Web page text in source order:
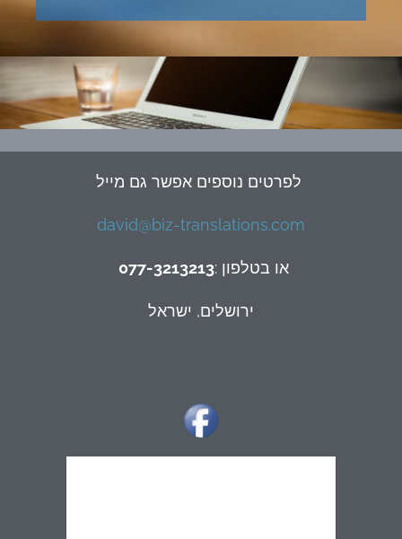
david@biz-translations.com
077-3213213 : או בטלפון
ירושלים, ישראל